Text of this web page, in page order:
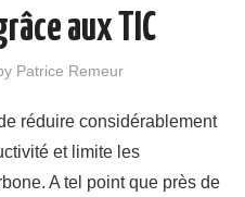
aux TIC
Patrice Remeur
réduire considérablement
et limite les
A tel point que près de